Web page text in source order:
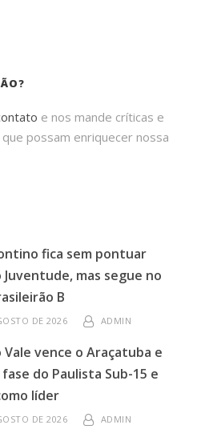
e nos mande críticas e
possam enriquecer nossa
fica sem pontuar
mas segue no
B
DE 2026 ADMIN
vence o Araçatuba e
fase do Paulista Sub-15 e
líder
DE 2026 ADMIN